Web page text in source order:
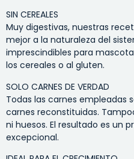
SIN CEREALES
Muy digestivas, nuestras
mejor a la naturaleza del
imprescindibles para
los cereales o al gluten.
SOLO CARNES DE VERDAD
Todas las carnes empleadas
carnes reconstituidas.
ni huesos. El resultado es un
excepcional.